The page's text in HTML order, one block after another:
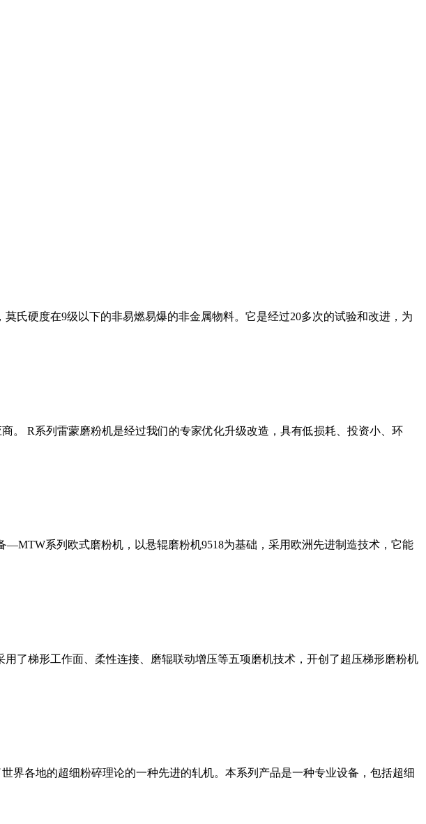
氏硬度在9级以下的非易燃易爆的非金属物料。它是经过20多次的试验和改进，为
。 R系列雷蒙磨粉机是经过我们的专家优化升级改造，具有低损耗、投资小、环
系列欧式磨粉机，以悬辊磨粉机9518为基础，采用欧洲先进制造技术，它能
了梯形工作面、柔性连接、磨辊联动增压等五项磨机技术，开创了超压梯形磨粉机
界各地的超细粉碎理论的一种先进的轧机。本系列产品是一种专业设备，包括超细